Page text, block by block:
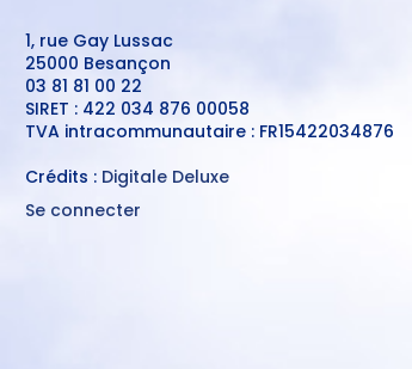
1, rue Gay Lussac
25000 Besançon
03 81 81 00 22
SIRET : 422 034 876 00058
TVA intracommunautaire : FR15422034876
Crédits : Digitale Deluxe
MENU
Se connecter